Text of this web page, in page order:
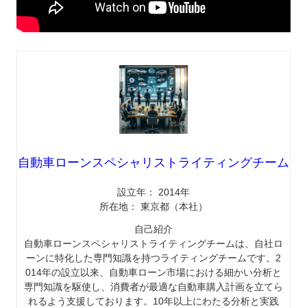
自動車ローンスペシャリストライティングチーム
設立年： 2014年
所在地： 東京都（本社）
自己紹介
自動車ローンスペシャリストライティングチームは、自社ロ
ーンに特化した専門知識を持つライティングチームです。2
014年の設立以来、自動車ローン市場における細かい分析と
専門知識を駆使し、消費者が最適な自動車購入計画を立てら
れるよう支援しております。10年以上にわたる分析と実践